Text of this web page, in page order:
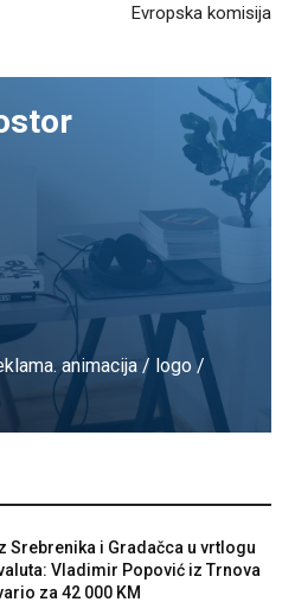
Evropska komisija
animacija / logo /
Srebrenika i Gradačca u vrtlogu
Vladimir Popović iz Trnova
za 42 000 KM